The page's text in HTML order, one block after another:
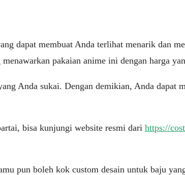
dapat membuat Anda terlihat menarik dan
pakaian anime ini dengan harga
Anda sukai. Dengan demikian, Anda dapat
bisa kunjungi website resmi dari https://
pun boleh kok custom desain untuk baju